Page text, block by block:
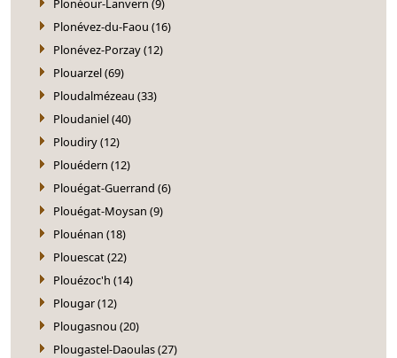
Plonéour-Lanvern (9)
Plonévez-du-Faou (16)
Plonévez-Porzay (12)
Plouarzel (69)
Ploudalmézeau (33)
Ploudaniel (40)
Ploudiry (12)
Plouédern (12)
Plouégat-Guerrand (6)
Plouégat-Moysan (9)
Plouénan (18)
Plouescat (22)
Plouézoc'h (14)
Plougar (12)
Plougasnou (20)
Plougastel-Daoulas (27)